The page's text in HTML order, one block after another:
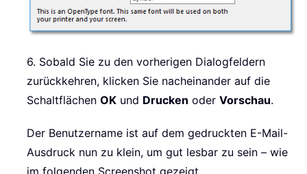
6. Sobald Sie zu den vorherigen Dialogfeldern
zurückkehren, klicken Sie nacheinander auf die
Schaltflächen OK und Drucken oder Vorschau.
Der Benutzername ist auf dem gedruckten E-Mail-
Ausdruck nun zu klein, um gut lesbar zu sein – wie